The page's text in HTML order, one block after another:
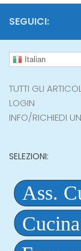
SEGUICI:
Italian
TUTTI GLI
LOGIN
INFO/RICHIEDI
SELEZIONI: